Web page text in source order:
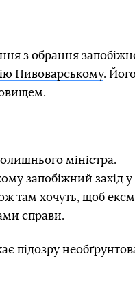
з обрання
Пивоварському.
міністра.
запобіжний захід у
там хочуть, щоб
справи.
підозру